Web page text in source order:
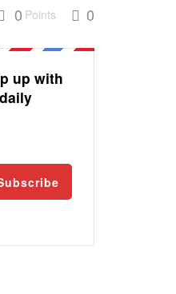
0 Points 0
up with